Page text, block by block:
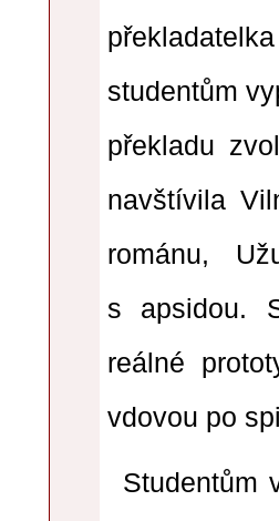
studentům
překladu
navštívila
románu,
s apsidou.
reálné
vdovou po
Studentům